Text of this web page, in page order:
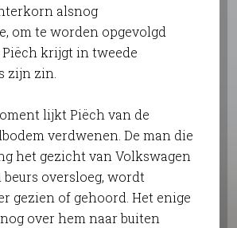
alsnog
om te worden opgevolgd
krijgt in tweede
zijn zin.
lijkt Piëch van de
verdwenen. De man die
het gezicht van Volkswagen
beurs oversloeg, wordt
gezien of gehoord. Het enige
nog over hem naar buiten